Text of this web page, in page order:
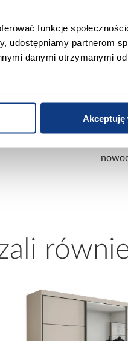
funkcje
udostępniamy partnerom
danymi otrzymanymi
Akceptuję
metal
siedziska: